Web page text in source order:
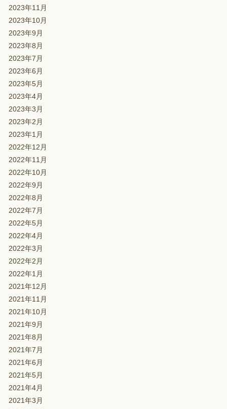
2023年11月
2023年10月
2023年9月
2023年8月
2023年7月
2023年6月
2023年5月
2023年4月
2023年3月
2023年2月
2023年1月
2022年12月
2022年11月
2022年10月
2022年9月
2022年8月
2022年7月
2022年5月
2022年4月
2022年3月
2022年2月
2022年1月
2021年12月
2021年11月
2021年10月
2021年9月
2021年8月
2021年7月
2021年6月
2021年5月
2021年4月
2021年3月